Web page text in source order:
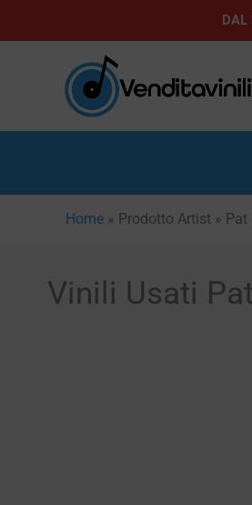
al
DAL
Home » Prodotto Artist » Pat
Vinili Usati